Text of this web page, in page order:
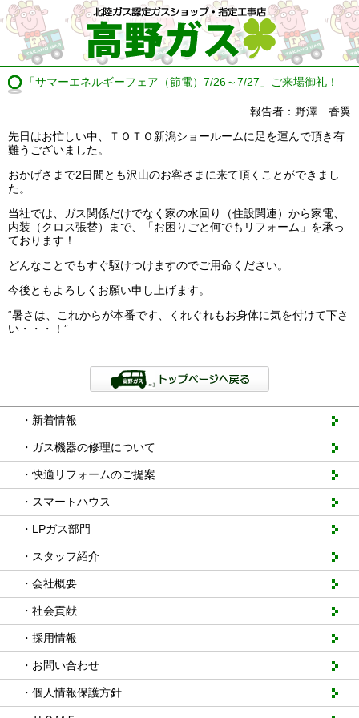
「サマーエネルギーフェア（節電）7/26～7/27」ご来場御礼！
報告者：野澤 香翼
先日はお忙しい中、ＴＯＴＯ新潟ショールームに足を運んで頂き有
難うございました。
おかげさまで2日間とも沢山のお客さまに来て頂くことができまし
た。
当社では、ガス関係だけでなく家の水回り（住設関連）から家電、
内装（クロス張替）まで、「お困りごと何でもリフォーム」を承っ
ております！
どんなことでもすぐ駆けつけますのでご用命ください。
今後ともよろしくお願い申し上げます。
“暑さは、これからが本番です、くれぐれもお身体に気を付けて下さ
い・・・！”
・新着情報
・ガス機器の修理について
・快適リフォームのご提案
・スマートハウス
・LPガス部門
・スタッフ紹介
・会社概要
・社会貢献
・採用情報
・お問い合わせ
・個人情報保護方針